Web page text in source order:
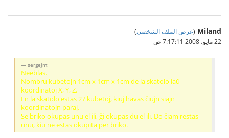
Miland
(عرض الملف الشخصي)
22 مايو، 2008 7:17:11 ص
sergejm:
Neeblas.
Nombru kubetojn 1cm x 1cm x 1cm de la skatolo laŭ
koordinatoj X, Y, Z.
En la skatolo estas 27 kubetoj, kiuj havas ĉiujn siajn
koordinatojn paraj.
Se briko okupas unu el ili, ĝi okupas du el ili. Do ĉiam restas
unu, kiu ne estas okupita per briko.